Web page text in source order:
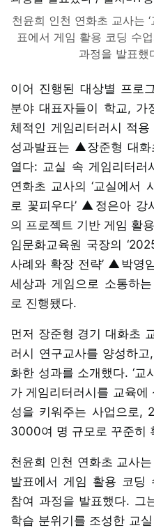
천윤희 인천 연화초 교사는
표에서 게임 활용 코딩 수
과정을 발표
이어 진행된 대상별 프로
분야 대표자들이 학교, 가
체적인 게임리터러시 적
성과발표는 ▲장준형 대화
열다: 교실 속 게임리터
연화초 교사의 ‘교실에서
로 꽃피우다’ ▲정은아 강
의 프로젝트 기반 게임 활
임문화교육원 국장의
사례와 확장 전략’ ▲박영
세상과 게임으로 소통하
로 진행됐다.
먼저 장준형 경기 대화초
러시 연구교사를 양성하
화한 성과를 소개했다. ‘교
가 게임리터러시를 교육
성을 키워주는 사업으로,
3000여 명 규모로 꾸준히
천윤희 인천 연화초 교사는
발표에서 게임 활용 코딩
참여 과정을 발표했다. 그
학습 분위기를 조성한 교